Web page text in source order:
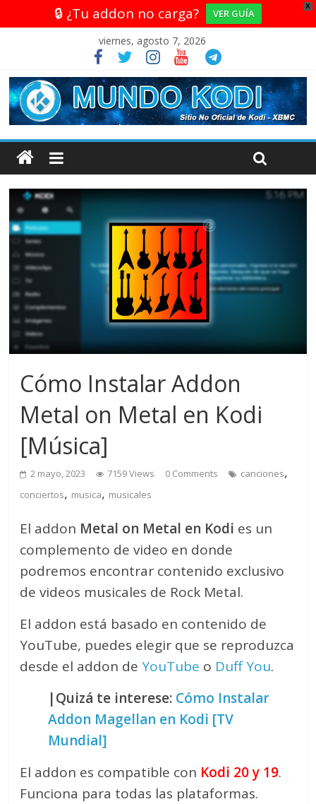
X
🔒 ¿Tu addon no carga? VER GUÍA
viernes, agosto 7, 2026
Cómo Instalar Addon
Metal on Metal en Kodi
[Música]
2 mayo, 2023 7159 Views 0 Comments canciones,
conciertos, musica, musicales
El addon Metal on Metal en Kodi es un
complemento de video en donde
podremos encontrar contenido exclusivo
de videos musicales de Rock Metal.
El addon está basado en contenido de
YouTube, puedes elegir que se reproduzca
desde el addon deYouTube o Duff You.
|Quizá te interese: Cómo Instalar
Addon Magellan en Kodi [TV
Mundial]
El addon es compatible con Kodi 20 y 19.
Funciona para todas las plataformas.